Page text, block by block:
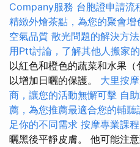
Company服務 台胞證申請流
精緻外燴茶點，為您的聚會增
空氣品質 散光問題的解決方
用Ptt討論，了解其他人搬家
以紅色和橙色的蔬菜和水果
以增加日曬的保護。 大里按
商，讓您的活動無懈可擊 自
薦，為您推薦最適合您的輔聽
足你的不同需求 按摩專業課程
曬黑後平靜皮膚。 他可能注